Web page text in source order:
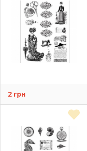
2 грн